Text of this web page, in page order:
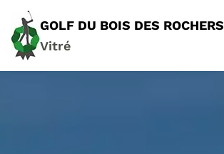
GOLF DU BOIS DES ROCHERS
Vitré